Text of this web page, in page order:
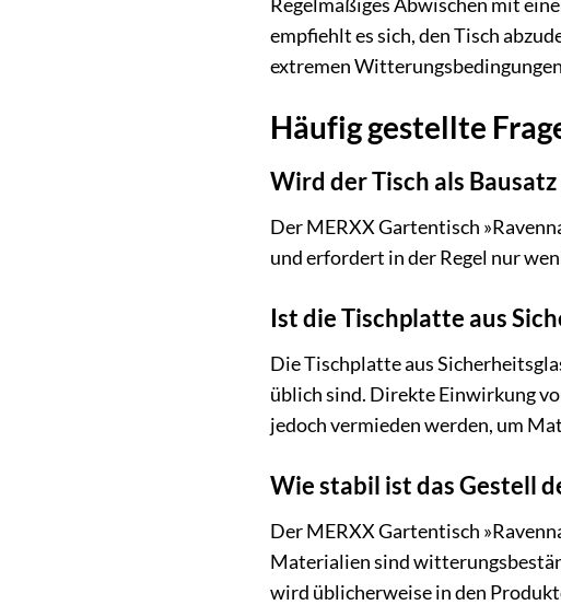
Regelmäßiges Abwischen mit
empfiehlt es sich, den Tisch
extremen
Häufig gestellte
Wird der Tisch als
Der MERXX Gartentisch
und erfordert in der Regel nur
Ist die Tischplatte aus
Die Tischplatte aus
üblich sind. Direkte Einwirkung
jedoch vermieden werden, um
Wie stabil ist das Gestell
Der MERXX Gartentisch
Materialien sind
wird üblicherweise in den